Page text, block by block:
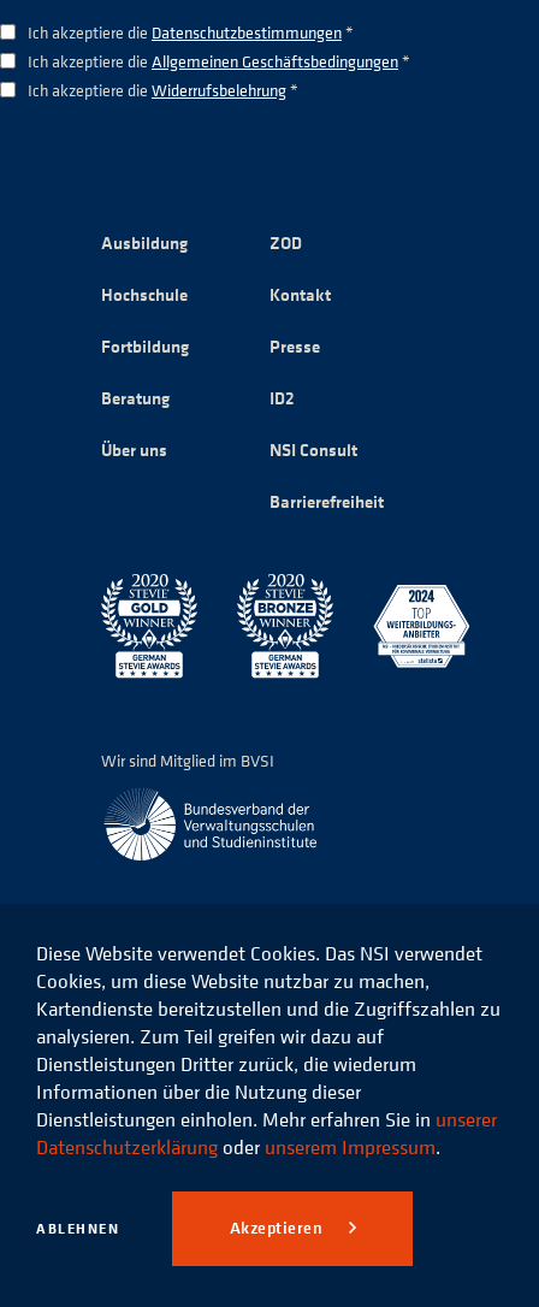
Ich akzeptiere die Datenschutzbestimmungen*
Ich akzeptiere die Allgemeinen Geschäftsbedingungen*
Ich akzeptiere die Widerrufsbelehrung*
Ausbildung
Hochschule
Fortbildung
Beratung
Über uns
ZOD
Kontakt
Presse
ID2
NSI Consult
Barrierefreiheit
Wir sind Mitglied im BVSI
Das
NSI
Facebook
Das
NSI
auf
LinkedIn
Das
NSI
auf
Instagram
Das
Xing
© 2026 Niedersächsisches
Studieninstitut für kommunale
Verwaltung e.V.
Datenschutz Impressum
Diese Website verwendet Cookies. Das NSI verwendet
Cookies, um diese Website nutzbar zu machen,
Kartendienste bereitzustellen und die Zugriffszahlen zu
analysieren. Zum Teil greifen wir dazu auf
Dienstleistungen Dritter zurück, die wiederum
Informationen über die Nutzung dieser
Dienstleistungen einholen. Mehr erfahren Sie in unserer
Datenschutzerklärung oder unserem Impressum.
ABLEHNEN Akzeptieren